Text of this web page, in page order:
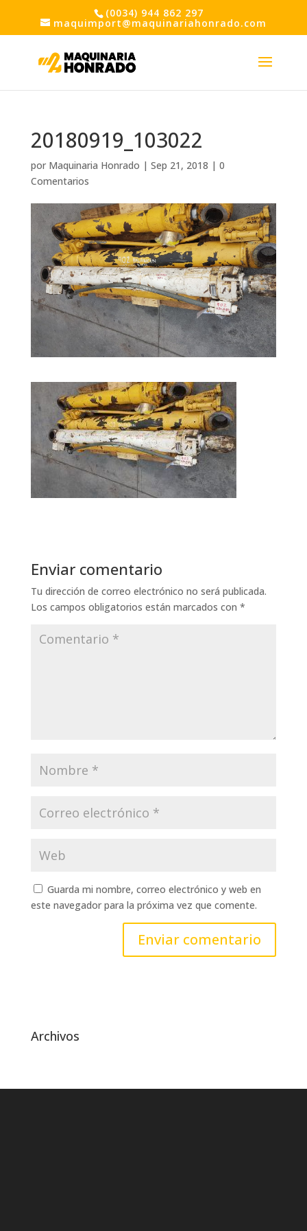
(0034) 944 862 297
maquimport@maquinariahonrado.com
20180919_103022
por Maquinaria Honrado | Sep 21, 2018 | 0
Comentarios
Enviar comentario
Tu dirección de correo electrónico no será publicada.
Los campos obligatorios están marcados con *
Guarda mi nombre, correo electrónico y web en
este navegador para la próxima vez que comente.
Archivos